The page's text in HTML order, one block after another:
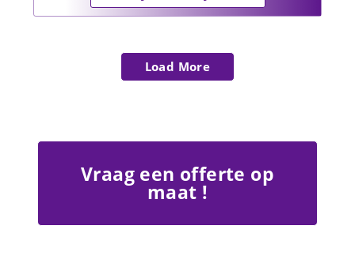
Load More
Vraag een offerte op
maat !